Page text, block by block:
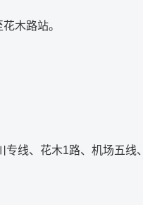
木路站。
线、花木1路、机场五线、